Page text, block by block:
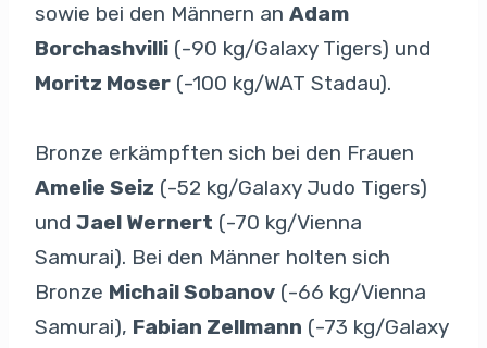
sowie bei den Männern an Adam
Borchashvilli (-90 kg/Galaxy Tigers) und
Moritz Moser (-100 kg/WAT Stadau).
Bronze erkämpften sich bei den Frauen
Amelie Seiz (-52 kg/Galaxy Judo Tigers)
und Jael Wernert (-70 kg/Vienna
Samurai). Bei den Männer holten sich
Bronze Michail Sobanov (-66 kg/Vienna
Samurai), Fabian Zellmann (-73 kg/Galaxy